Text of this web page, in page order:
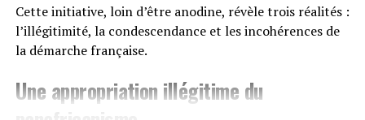
Cette initiative, loin d’être anodine, révèle trois réalités :
l’illégitimité, la condescendance et les incohérences de
la démarche française.
Une appropriation illégitime du